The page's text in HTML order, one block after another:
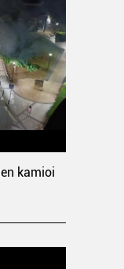
kamioi